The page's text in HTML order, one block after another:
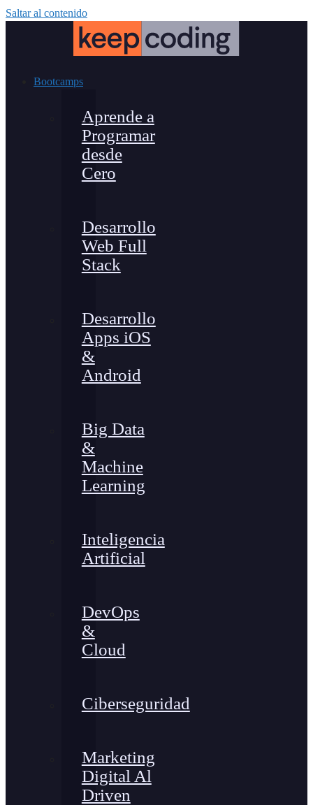
Saltar al contenido
Bootcamps
Aprende a
Programar
desde
Cero
Desarrollo
Web Full
Stack
Desarrollo
Apps iOS
&
Android
Big Data
&
Machine
Learning
Inteligencia
Artificial
DevOps
&
Cloud
Ciberseguridad
Marketing
Digital Al
Driven